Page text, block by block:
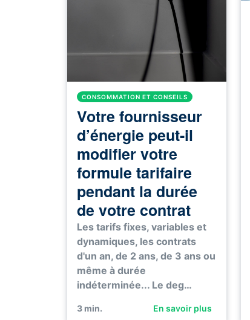
CONSOMMATION ET CONSEILS
Votre fournisseur
d’énergie peut-il
modifier votre
formule tarifaire
pendant la durée
de votre contrat
Les tarifs fixes, variables et
dynamiques, les contrats
d'un an, de 2 ans, de 3 ans ou
même à durée
indéterminée... Le deg…
3 min. En savoir plus